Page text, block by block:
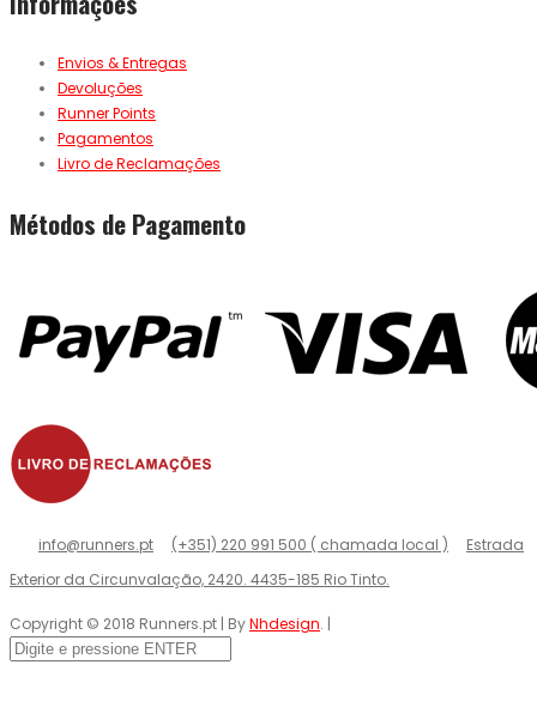
Envios & Entregas
Devoluções
Runner Points
Pagamentos
Livro de Reclamações
Métodos de Pagamento
info@runners.pt (+351) 220 991 500 ( chamada local )
Estrada
Exterior da Circunvalação, 2420. 4435-185 Rio Tinto.
Copyright © 2018 Runners.pt | ByNhdesign. |